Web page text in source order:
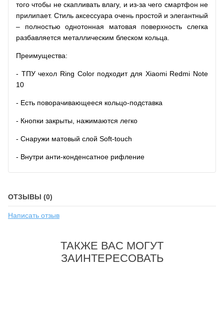
того чтобы не скапливать влагу, и из-за чего смартфон не
прилипает. Стиль аксессуара очень простой и элегантный
– полностью однотонная матовая поверхность слегка
разбавляется металлическим блеском кольца.
Преимущества:
- ТПУ чехол Ring Color подходит для Xiaomi Redmi Note
10
- Есть поворачивающееся кольцо-подставка
- Кнопки закрыты, нажимаются легко
- Снаружи матовый слой Soft-touch
- Внутри анти-конденсатное рифление
ОТЗЫВЫ (0)
Написать отзыв
ТАКЖЕ ВАС МОГУТ
ЗАИНТЕРЕСОВАТЬ